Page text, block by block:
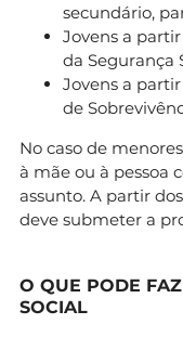
secundário,
Jovens a
da Segurança
Jovens a
de
No caso de
à mãe ou à pessoa
assunto. A partir
deve submeter a
O QUE PODE
SOCIAL